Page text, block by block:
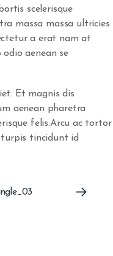
scelerisque
massa massa ultricies
a erat nam at
aenean se
Et magnis dis
aenean pharetra
felis.Arcu ac tortor
turpis tincidunt id